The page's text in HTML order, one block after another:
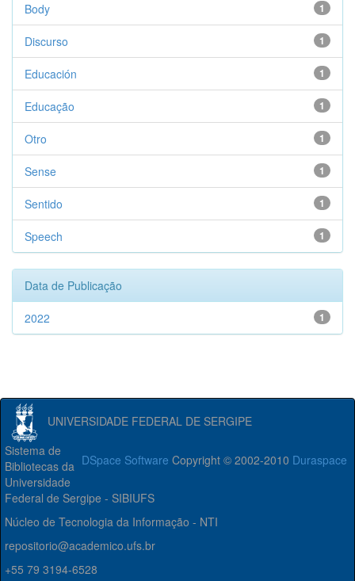
1
Body
1
Discurso
1
Educación
1
Educação
1
Otro
1
Sense
1
Sentido
1
Speech
Data de Publicação
1
2022
UNIVERSIDADE FEDERAL DE SERGIPE
DSpace Software Copyright © 2002-2010 Duraspace
Sistema de
Bibliotecas da
Universidade
Federal de Sergipe - SIBIUFS
Núcleo de Tecnologia da Informação - NTI
repositorio@academico.ufs.br
+55 79 3194-6528